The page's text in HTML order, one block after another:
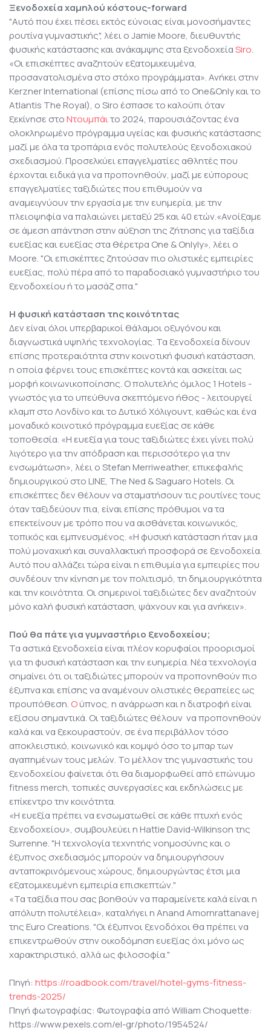
Ξενοδοχεία χαμηλού κόστους-forward
"Αυτό που έχει πέσει εκτός εύνοιας είναι μονοσήμαντες
ρουτίνα γυμναστικής", λέει ο Jamie Moore, διευθυντής
φυσικής κατάστασης και ανάκαμψης στα ξενοδοχείαSiro.
«Οι επισκέπτες αναζητούν εξατομικευμένα,
προσανατολισμένα στο στόχο προγράμματα». Ανήκει στην
Kerzner International (επίσης πίσω από το One&Only και το
Atlantis The Royal), ο Siro έσπασε το καλούπι όταν
ξεκίνησε στοΝτουμπάιτο 2024, παρουσιάζοντας ένα
ολοκληρωμένο πρόγραμμα υγείας και φυσικής κατάστασης
μαζί με όλα τα τροπάρια ενός πολυτελούς ξενοδοχιακού
σχεδιασμού. Προσελκύει επαγγελματίες αθλητές που
έρχονται ειδικά για να προπονηθούν, μαζί με εύπορους
επαγγελματίες ταξιδιώτες που επιθυμούν να
αναμειγνύουν την εργασία με την ευημερία, με την
πλειοψηφία να παλαιώνει μεταξύ 25 και 40 ετών.«Ανοίξαμε
σε άμεση απάντηση στην αύξηση της ζήτησης για ταξίδια
ευεξίας και ευεξίας στα θέρετρα One & Onlyly», λέει ο
Moore. "Οι επισκέπτες ζητούσαν πιο ολιστικές εμπειρίες
ευεξίας, πολύ πέρα από το παραδοσιακό γυμναστήριο του
ξενοδοχείου ή το μασάζ σπα."
Η φυσική κατάσταση της κοινότητας
Δεν είναι όλοι υπερβαρικοί θάλαμοι οξυγόνου και
διαγνωστικά υψηλής τεχνολογίας. Τα ξενοδοχεία δίνουν
επίσης προτεραιότητα στην κοινοτική φυσική κατάσταση,
η οποία φέρνει τους επισκέπτες κοντά και ασκείται ως
μορφή κοινωνικοποίησης. Ο πολυτελής όμιλος 1 Hotels -
γνωστός για το υπεύθυνα σκεπτόμενο ήθος - λειτουργεί
κλαμπ στο Λονδίνο και το Δυτικό Χόλιγουντ, καθώς και ένα
μοναδικό κοινοτικό πρόγραμμα ευεξίας σε κάθε
τοποθεσία. «Η ευεξία για τους ταξιδιώτες έχει γίνει πολύ
λιγότερο για την απόδραση και περισσότερο για την
ενσωμάτωση», λέει ο Stefan Merriweather, επικεφαλής
δημιουργικού στο LINE, The Ned & Saguaro Hotels. Οι
επισκέπτες δεν θέλουν να σταματήσουν τις ρουτίνες τους
όταν ταξιδεύουν πια, είναι επίσης πρόθυμοι να τα
επεκτείνουν με τρόπο που να αισθάνεται κοινωνικός,
τοπικός και εμπνευσμένος. «Η φυσική κατάσταση ήταν μια
πολύ μοναχική και συναλλακτική προσφορά σε ξενοδοχεία.
Αυτό που αλλάζει τώρα είναι η επιθυμία για εμπειρίες που
συνδέουν την κίνηση με τον πολιτισμό, τη δημιουργικότητα
και την κοινότητα. Οι σημερινοί ταξιδιώτες δεν αναζητούν
μόνο καλή φυσική κατάσταση, ψάχνουν και για ανήκειν».
Πού θα πάτε για γυμναστήριο ξενοδοχείου;
Τα αστικά ξενοδοχεία είναι πλέον κορυφαίοι προορισμοί
για τη φυσική κατάσταση και την ευημερία. Νέα τεχνολογία
σημαίνει ότι οι ταξιδιώτες μπορούν να προπονηθούν πιο
έξυπνα και επίσης να αναμένουν ολιστικές θεραπείες ως
προυπόθεση. Ούπνος, η ανάρρωση και η διατροφή είναι
εξίσου σημαντικά. Οι ταξιδιώτες θέλουν να προπονηθούν
καλά και να ξεκουραστούν, σε ένα περιβάλλον τόσο
αποκλειστικό, κοινωνικό και κομψό όσο το μπαρ των
αγαπημένων τους μελών. Το μέλλον της γυμναστικής του
ξενοδοχείου φαίνεται ότι θα διαμορφωθεί από επώνυμο
fitness merch, τοπικές συνεργασίες και εκδηλώσεις με
επίκεντρο την κοινότητα.
«Η ευεξία πρέπει να ενσωματωθεί σε κάθε πτυχή ενός
ξενοδοχείου», συμβουλεύει η Hattie David-Wilkinson της
Surrenne. "Η τεχνολογία τεχνητής νοημοσύνης και ο
έξυπνος σχεδιασμός μπορούν να δημιουργήσουν
ανταποκρινόμενους χώρους, δημιουργώντας έτσι μια
εξατομικευμένη εμπειρία επισκεπτών."
«Τα ταξίδια που σας βοηθούν να παραμείνετε καλά είναι η
απόλυτη πολυτέλεια», καταλήγει η Anand Amornrattanavej
της Euro Creations. "Οι έξυπνοι ξενοδόχοι θα πρέπει να
επικεντρωθούν στην οικοδόμηση ευεξίας όχι μόνο ως
χαρακτηριστικό, αλλά ως φιλοσοφία."
Πηγή: https://roadbook.com/travel/hotel-gyms-fitness-
trends-2025/
Πηγή φωτογραφίας: Φωτογραφία από William Choquette:
https://www.pexels.com/el-gr/photo/1954524/